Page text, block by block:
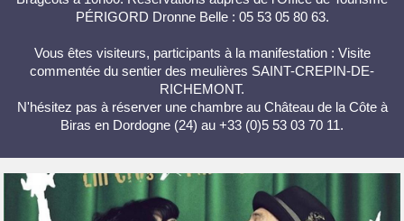
PÉRIGORD Dronne Belle : 05 53 05 80 63.
Vous êtes visiteurs, participants à la manifestation : Visite
commentée du sentier des meulières SAINT-CREPIN-DE-
RICHEMONT.
N'hésitez pas à réserver une chambre au Château de la Côte à
Biras en Dordogne (24) au +33 (0)5 53 03 70 11.